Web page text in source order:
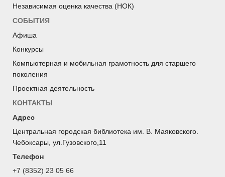
Независимая оценка качества (НОК)
СОБЫТИЯ
Афиша
Конкурсы
Компьютерная и мобильная грамотность для старшего
поколения
Проектная деятельность
КОНТАКТЫ
Адрес
Центральная городская библиотека им. В. Маяковского.
Чебоксары, ул.Гузовского,11
Телефон
+7 (8352) 23 05 66